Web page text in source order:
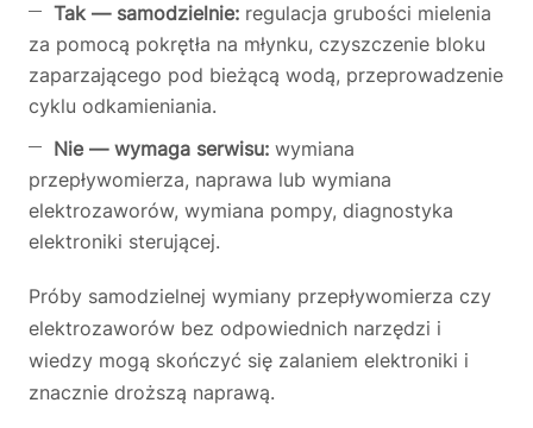
Tak — samodzielnie: regulacja grubości mielenia
za pomocą pokrętła na młynku, czyszczenie bloku
zaparzającego pod bieżącą wodą, przeprowadzenie
cyklu odkamieniania.
Nie — wymaga serwisu: wymiana
przepływomierza, naprawa lub wymiana
elektrozaworów, wymiana pompy, diagnostyka
elektroniki sterującej.
Próby samodzielnej wymiany przepływomierza czy
elektrozaworów bez odpowiednich narzędzi i
wiedzy mogą skończyć się zalaniem elektroniki i
znacznie droższą naprawą.